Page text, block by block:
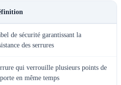
de sécurité garantissant la
des serrures
qui verrouille plusieurs points de
en même temps